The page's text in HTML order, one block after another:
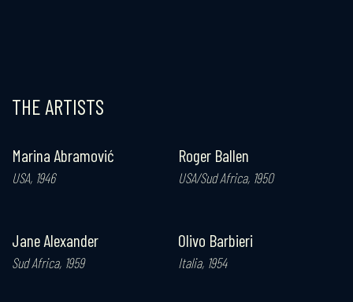
THE ARTISTS
Marina Abramović
USA, 1946
Jane Alexander
Sud Africa, 1959
Roger Ballen
USA/Sud Africa, 1950
Olivo Barbieri
Italia, 1954